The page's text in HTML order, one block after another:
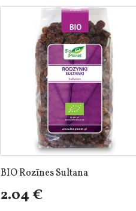
BIO Rozīnes Sultana
2.04 €